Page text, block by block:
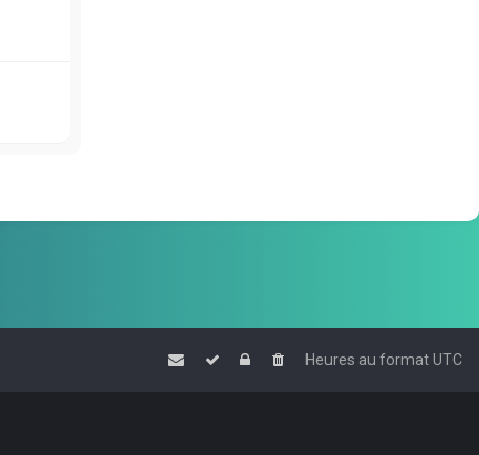
Heures au formatUTC